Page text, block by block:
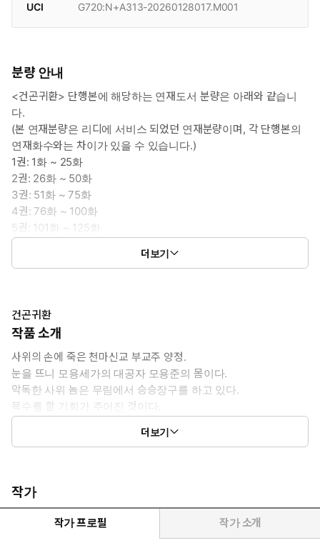
UCI
G720:N+A313-20260128017.M001
분량 안내
<건곤귀환> 단행본에 해당하는 연재도서 분량은 아래와 같습니
다.
(본 연재분량은 리디에 서비스 되었던 연재분량이며, 각 단행본의
연재화수와는 차이가 있을 수 있습니다.)
1권: 1화 ~ 25화
2권: 26화 ~ 50화
3권: 51화 ~ 75화
4권: 76화 ~ 100화
5권: 101화 ~ 125화
6권: 126화 ~ 150화
더보기
건곤귀환
작품 소개
사위의 손에 죽은 천마신교 부교주 양정.
눈을 뜨니 모용세가의 대공자 모용준의 몸이다.
악독한 사위 놈은 무림에서 승승장구를 하고 있다.
복수를 할 기회가 주어진 것이다.
모용세가의 무공을 참고한 건곤대나이를 돌려주고.
새로운 인생으로 복수를 다짐한다.
더보기
작가
작가 프로필 작가 소개